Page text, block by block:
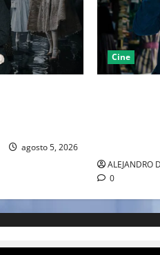
agosto 5, 2026
Cine
ALEJANDRO
0